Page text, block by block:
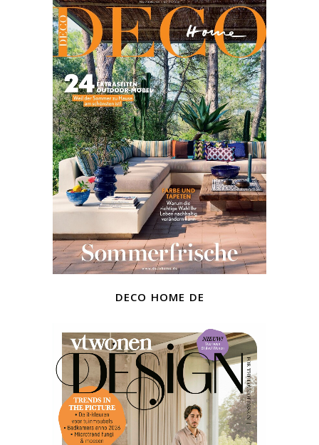
deco home de